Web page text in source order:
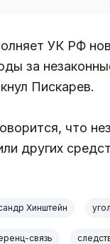
УК РФ
за
Пискарев.
что
других
Хинштейн
связь